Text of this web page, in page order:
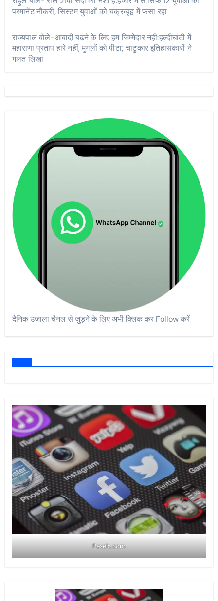
परमानेंट नौकरी, सिस्टम युवाओं को चक्रव्यूह में फंसा रहा
राज्यपाल बोले-आबादी बढ़ने के लिए हम जिम्मेदार नहीं:हल्दीघाटी में
महाराणा प्रताप हारे नहीं, मुगलों को पीटा; चाटुकार इतिहासकारों ने
गलत लिखा
दैनिक उजाला चैनल से जुड़ने के लिए अभी क्लिक कर Follow करें
Pexels.com